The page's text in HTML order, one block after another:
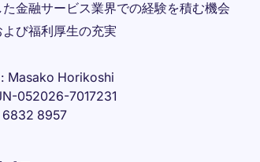
金融サービス業界での経験を積む機会
び福利厚生の充実
Masako Horikoshi
052026-7017231
6832 8957